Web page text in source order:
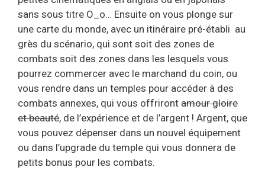
sans sous titre O_o… Ensuite on vous plonge sur
une carte du monde, avec un itinéraire pré-établi au
grès du scénario, qui sont soit des zones de
combats soit des zones dans les lesquels vous
pourrez commercer avec le marchand du coin, ou
vous rendre dans un temples pour accéder à des
combats annexes, qui vous offriront amour gloire
et beauté, de l’expérience et de l’argent ! Argent, que
vous pouvez dépenser dans un nouvel équipement
ou dans l’upgrade du temple qui vous donnera de
petits bonus pour les combats.